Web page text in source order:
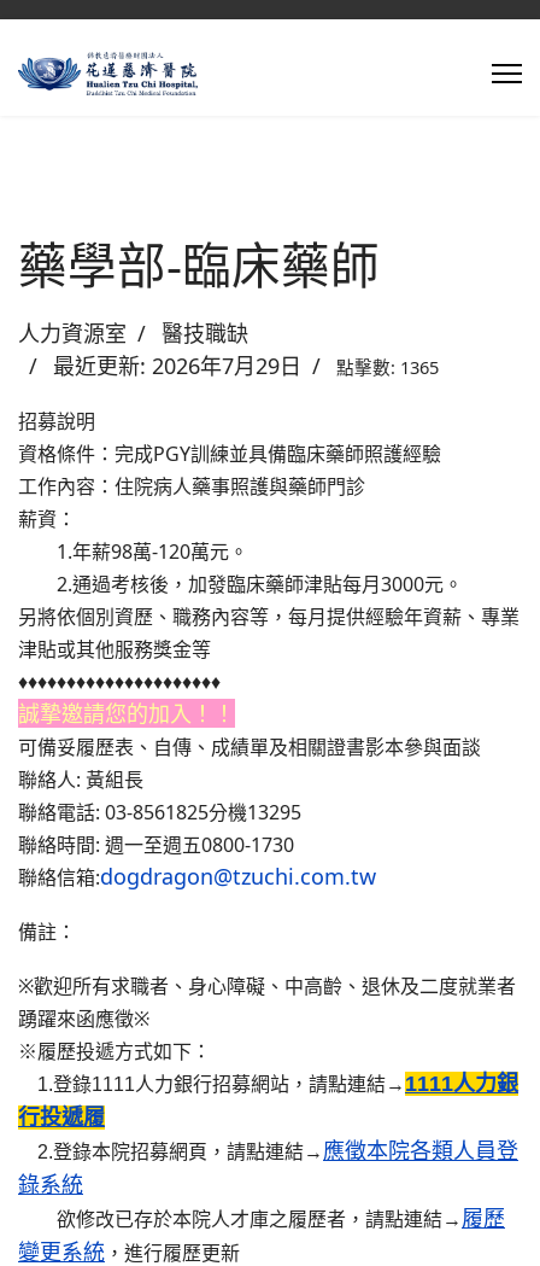
藥學部-臨床藥師
人力資源室
醫技職缺
最近更新: 2026年7月29日
點擊數: 1365
招募說明
資格條件：完成PGY訓練並具備臨床藥師照護經驗
工作內容：住院病人藥事照護與藥師門診
薪資：
1.年薪98萬-120萬元。
2.通過考核後，加發臨床藥師津貼每月3000元。
另將依個別資歷、職務內容等，每月提供經驗年資薪、專業
津貼或其他服務獎金等
♦♦♦♦♦♦♦♦♦♦♦♦♦♦♦♦♦♦♦♦♦
誠摯邀請您的加入！！
可備妥履歷表、自傳、成績單及相關證書影本參與面談
聯絡人: 黃組長
聯絡電話: 03-8561825分機13295
聯絡時間: 週一至週五0800-1730
聯絡信箱:dogdragon@tzuchi.com.tw
備註：
※歡迎所有求職者、身心障礙、中高齡、退休及二度就業者
踴躍來函應徵※
※履歷投遞方式如下：
1.登錄1111人力銀行招募網站，請點連結→ 1111人力銀
行投遞履
2.登錄本院招募網頁，請點連結→ 應徵本院各類人員登
錄系統
欲修改已存於本院人才庫之履歷者，請點連結→ 履歷
變更系統 ，進行履歷更新